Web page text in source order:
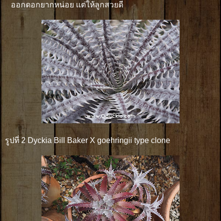
ออกดอกยากหน่อย เเต่ให้ลูกสวยดี
รูปที่ 2 Dyckia Bill Baker X goehringii type clone